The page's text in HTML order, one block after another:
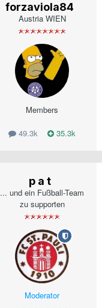
forzaviola84
Austria WIEN
Members
49.3k 35.3k
p a t
... und ein Fußball-Team
zu supporten
Moderator